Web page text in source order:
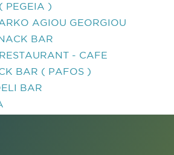
PEGEIA )
AGIOU GEORGIOU
BAR
- CAFE
BAR ( PAFOS )
BAR